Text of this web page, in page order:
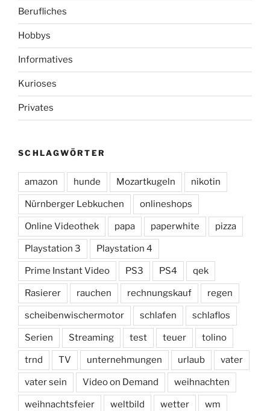
und
Prime
als
unschlagbares
Duo“
Berufliches
Hobbys
Informatives
Kurioses
Privates
SCHLAGWÖRTER
amazon hunde Mozartkugeln nikotin
Nürnberger Lebkuchen onlineshops
Online Videothek papa paperwhite pizza
Playstation 3 Playstation 4
Prime Instant Video PS3 PS4 qek
Rasierer rauchen rechnungskauf regen
scheibenwischermotor schlafen schlaflos
Serien Streaming test teuer tolino
trnd TV unternehmungen urlaub vater
vater sein Video on Demand weihnachten
weihnachtsfeier weltbild wetter wm